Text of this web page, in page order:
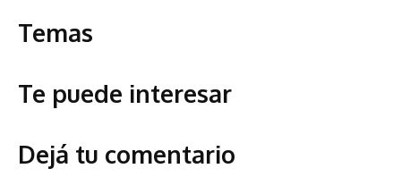
Temas
Te puede interesar
Dejá tu comentario